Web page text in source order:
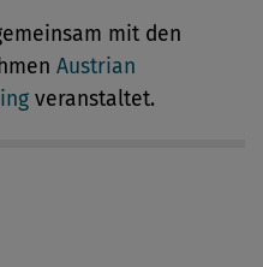
mit den
Austrian
veranstaltet.